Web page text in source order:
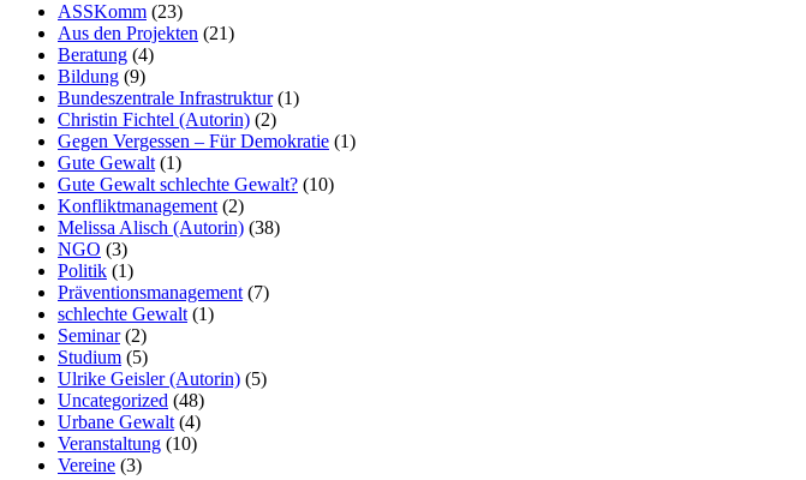
ASSKomm (23)
Aus den Projekten (21)
Beratung (4)
Bildung (9)
Bundeszentrale Infrastruktur(1)
Christin Fichtel (Autorin) (2)
Gegen Vergessen – Für Demokratie (1)
Gute Gewalt (1)
Gute Gewalt schlechte Gewalt? (10)
Konfliktmanagement (2)
Melissa Alisch (Autorin) (38)
NGO (3)
Politik (1)
Präventionsmanagement (7)
schlechte Gewalt (1)
Seminar(2)
Studium (5)
Ulrike Geisler (Autorin) (5)
Uncategorized (48)
Urbane Gewalt (4)
Veranstaltung (10)
Vereine (3)